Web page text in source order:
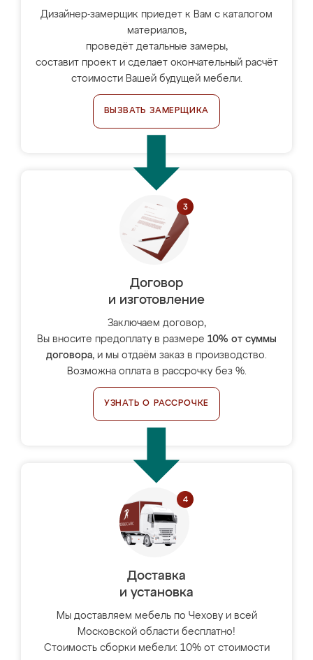
Дизайнер-замерщик приедет к Вам с каталогом
материалов,
проведёт детальные замеры,
составит проект и сделает окончательный расчёт
стоимости Вашей будущей мебели.
ВЫЗВАТЬ ЗАМЕРЩИКА
Договор
и изготовление
Заключаем договор,
Вы вносите предоплату в размере 10% от суммы
договора, и мы отдаём заказ в производство.
Возможна оплата в рассрочку без %.
УЗНАТЬ О РАССРОЧКЕ
Доставка
и установка
Мы доставляем мебель по Чехову и всей
Московской области бесплатно!
Стоимость сборки мебели: 10% от стоимости